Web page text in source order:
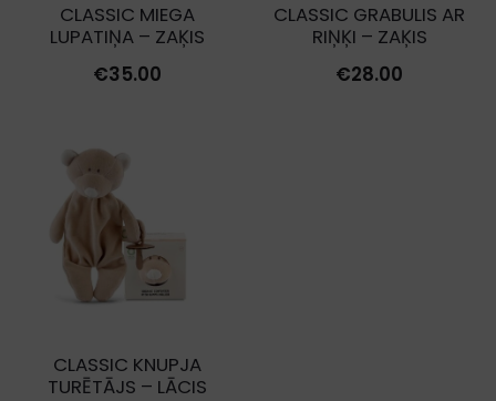
CLASSIC MIEGA
LUPATIŅA – ZAĶIS
€35.00
CLASSIC GRABULIS AR
RIŅĶI – ZAĶIS
€28.00
CLASSIC KNUPJA
TURĒTĀJS – LĀCIS